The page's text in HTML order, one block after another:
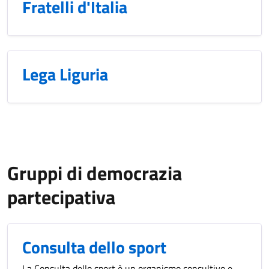
Fratelli d'Italia
Lega Liguria
Gruppi di democrazia
partecipativa
Consulta dello sport